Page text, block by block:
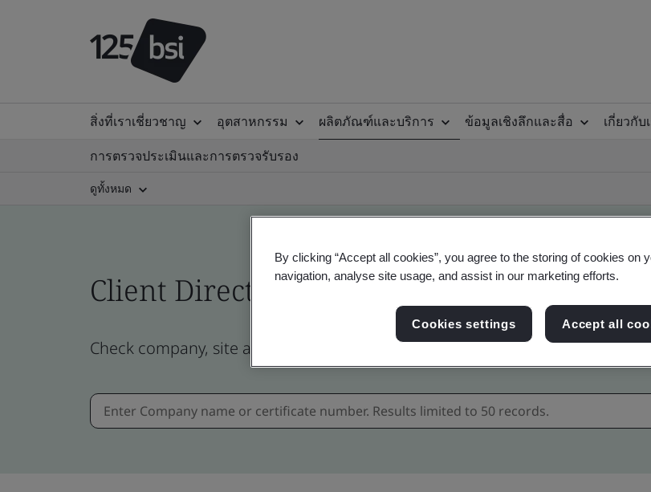
สิ่งที่เราเชี่ยวชาญ อุตสาหกรรม ผลิตภัณฑ์และบริการ ข้อมูลเชิงลึกและสื่อ
เกี่ยวกับ
การตรวจประเมินและการตรวจรับรอง
ดูทั้งหมด
Client Directory certificate
Check company, site and product certificates - Validation and Verification
By clicking “Accept all cookies”, you agree to the storing of cookies on
navigation, analyse site usage, and assist in our marketing efforts.
Cookies settings Accept all